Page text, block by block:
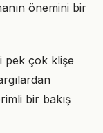
önemini bir
pek çok klişe
bir bakış